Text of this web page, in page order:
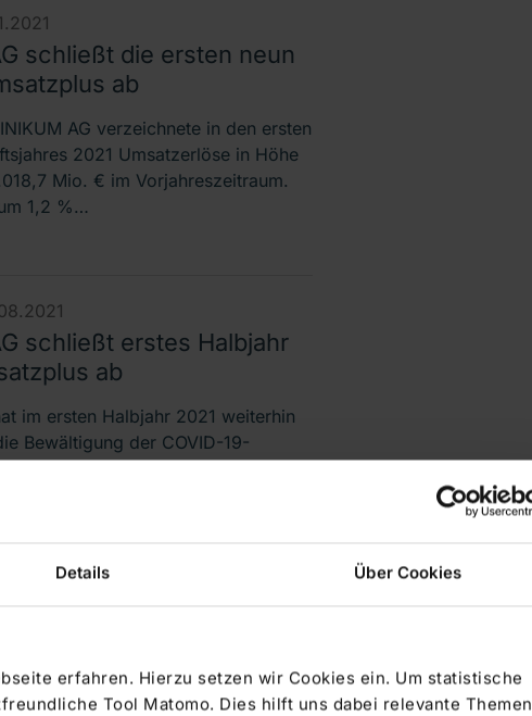
Details Über Cookies
erfahren. Hierzu setzen wir Cookies ein. Um statistische
Tool Matomo. Dies hilft uns dabei relevante Themen
schließt die ersten neun
ab
AG verzeichnete in den ersten
2021 Umsatzerlöse in Höhe
Mio. € im Vorjahreszeitraum.
1,2 %…
schließt erstes Halbjahr
ab
im ersten Halbjahr 2021 weiterhin
Bewältigung der COVID-19-
Christian Höftberger,
zum Rekorddefizit der
Gesundheitsminister Jens Spahn